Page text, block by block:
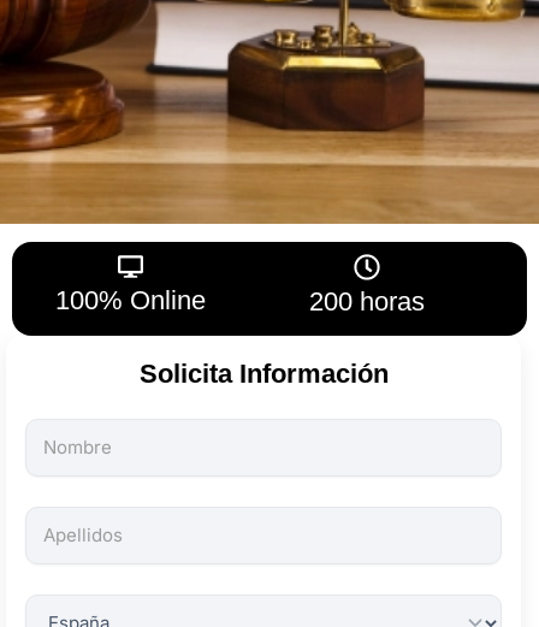
100% Online 200 horas
Solicita Información
Todos
los
son
obligatorios.